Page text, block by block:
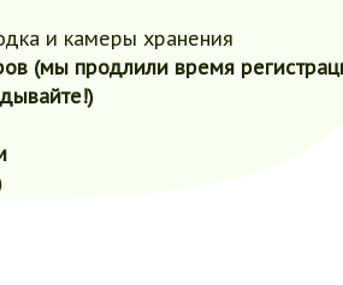
и камеры хранения
(мы продлили время